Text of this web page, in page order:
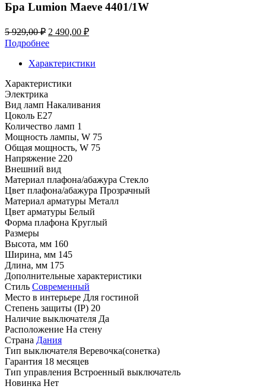
Бра Lumion Maeve 4401/1W
5 929,00₽ Первоначальная
цена
составляла
5
2 490,00 ₽Текущая
490,00 ₽.
Подробнее
Характеристики
Характеристики
Электрика
Вид ламп Накаливания
Цоколь E27
Количество ламп 1
Мощность лампы, W 75
Общая мощность, W 75
Напряжение 220
Внешний вид
Материал плафона/абажура Стекло
Цвет плафона/абажура Прозрачный
Материал арматуры Металл
Цвет арматуры Белый
Форма плафона Круглый
Размеры
Высота, мм 160
Ширина, мм 145
Длина, мм 175
Дополнительные характеристики
Стиль Современный
Место в интерьере Для гостиной
Степень защиты (IP) 20
Наличие выключателя Да
Расположение На стену
Страна Дания
Тип выключателя Веревочка(сонетка)
Гарантия 18 месяцев
Тип управления Встроенный выключатель
Новинка Нет